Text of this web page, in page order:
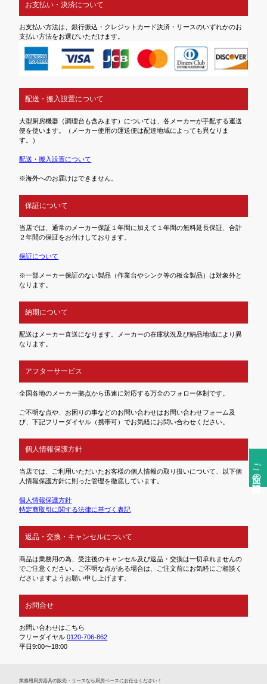
ご注文前の確認事項
お支払い・決済について
お支払い方法は、銀行振込・クレジットカード決済・リースのいずれかのお
支払い方法をお選びいただけます。
配送・搬入設置について
大型厨房機器（調理台も含みます）については、各メーカーが手配する運送
便を使います。（メーカー使用の運送便は配達地域によっても異なりま
す。）
配送・搬入設置について
※海外へのお届けはできません。
保証について
当店では、通常のメーカー保証１年間に加えて１年間の無料延長保証、合計
２年間の保証をお付けしております。
保証について
※一部メーカー保証のない製品（作業台やシンク等の板金製品）は対象外と
なります。
納期について
配送はメーカー直送になります。メーカーの在庫状況及び納品地域により異
なります。
アフターサービス
全国各地のメーカー拠点から迅速に対応する万全のフォロー体制です。
ご不明な点や、お困りの事などのお問い合わせはお問い合わせフォーム及
び、下記フリーダイヤル（携帯可）でお気軽にお問い合わせください。
個人情報保護方針
当店では、ご利用いただいたお客様の個人情報の取り扱いについて、以下個
人情報保護方針に則った管理を徹底しています。
個人情報保護方針
特定商取引に関する法律に基づく表記
返品・交換・キャンセルについて
商品は業務用の為、受注後のキャンセル及び返品・交換は一切承れませんの
でご注意ください。ご不明な点がある場合は、ご注文前にお気軽にご相談く
ださいますようお願い申し上げます。
お問合せ
お問い合わせはこちら
フリーダイヤル0120-706-862
平日9:00〜18:00
業務⽤厨房器具の販売・リースなら厨房ベースにお任せください！